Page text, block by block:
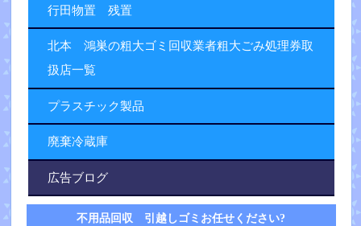
行田物置 残置
北本 鴻巣の粗大ゴミ回収業者粗大ごみ処理券取
扱店一覧
プラスチック製品
廃棄冷蔵庫
広告ブログ
不用品回収 引越しゴミお任せください?